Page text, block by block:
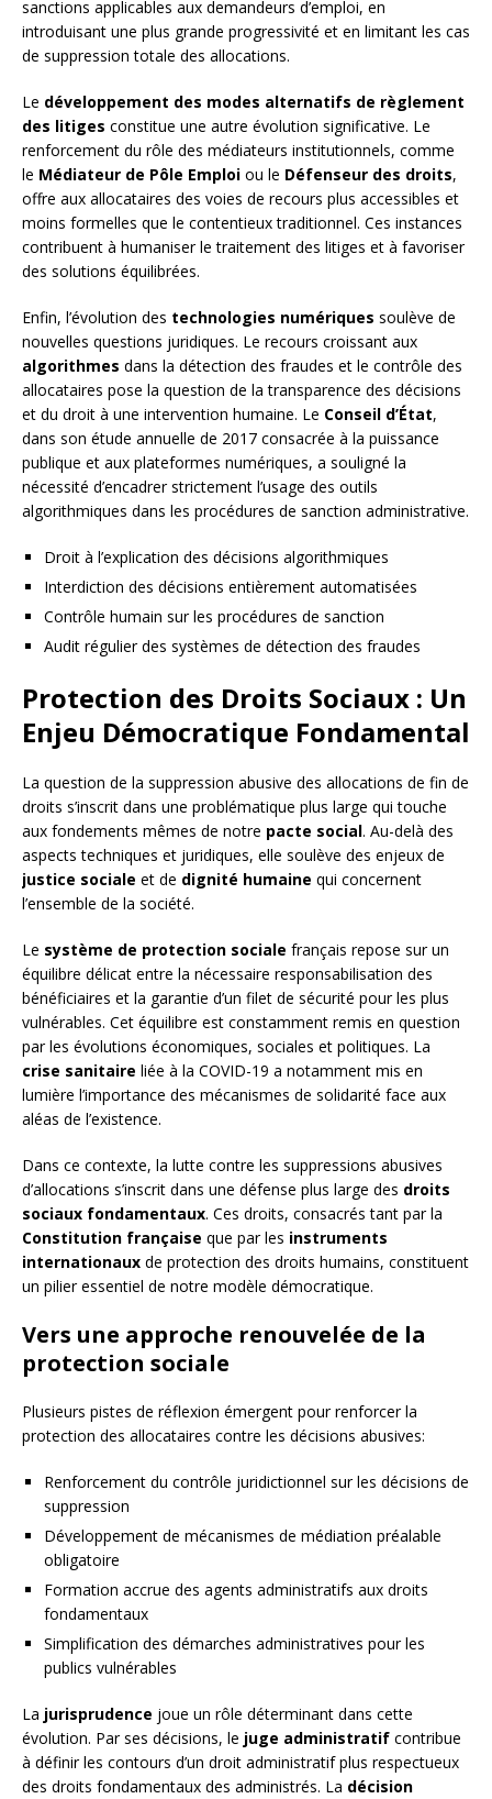
sanctions applicables aux demandeurs d’emploi, en
introduisant une plus grande progressivité et en limitant les cas
de suppression totale des allocations.
Le développement des modes alternatifs de règlement
des litiges constitue une autre évolution significative. Le
renforcement du rôle des médiateurs institutionnels, comme
le Médiateur de Pôle Emploi ou le Défenseur des droits,
offre aux allocataires des voies de recours plus accessibles et
moins formelles que le contentieux traditionnel. Ces instances
contribuent à humaniser le traitement des litiges et à favoriser
des solutions équilibrées.
Enfin, l’évolution des technologies numériques soulève de
nouvelles questions juridiques. Le recours croissant aux
algorithmes dans la détection des fraudes et le contrôle des
allocataires pose la question de la transparence des décisions
et du droit à une intervention humaine. Le Conseil d’État,
dans son étude annuelle de 2017 consacrée à la puissance
publique et aux plateformes numériques, a souligné la
nécessité d’encadrer strictement l’usage des outils
algorithmiques dans les procédures de sanction administrative.
Droit à l’explication des décisions algorithmiques
Interdiction des décisions entièrement automatisées
Contrôle humain sur les procédures de sanction
Audit régulier des systèmes de détection des fraudes
Protection des Droits Sociaux : Un
Enjeu Démocratique Fondamental
La question de la suppression abusive des allocations de fin de
droits s’inscrit dans une problématique plus large qui touche
aux fondements mêmes de notre pacte social. Au-delà des
aspects techniques et juridiques, elle soulève des enjeux de
justice sociale et de dignité humaine qui concernent
l’ensemble de la société.
Le système de protection sociale français repose sur un
équilibre délicat entre la nécessaire responsabilisation des
bénéficiaires et la garantie d’un filet de sécurité pour les plus
vulnérables. Cet équilibre est constamment remis en question
par les évolutions économiques, sociales et politiques. La
crise sanitaire liée à la COVID-19 a notamment mis en
lumière l’importance des mécanismes de solidarité face aux
aléas de l’existence.
Dans ce contexte, la lutte contre les suppressions abusives
d’allocations s’inscrit dans une défense plus large des droits
sociaux fondamentaux. Ces droits, consacrés tant par la
Constitution française que par les instruments
internationaux de protection des droits humains, constituent
un pilier essentiel de notre modèle démocratique.
Vers une approche renouvelée de la
protection sociale
Plusieurs pistes de réflexion émergent pour renforcer la
protection des allocataires contre les décisions abusives:
Renforcement du contrôle juridictionnel sur les décisions de
suppression
Développement de mécanismes de médiation préalable
obligatoire
Formation accrue des agents administratifs aux droits
fondamentaux
Simplification des démarches administratives pour les
publics vulnérables
La jurisprudence joue un rôle déterminant dans cette
évolution. Par ses décisions, le juge administratif contribue
à définir les contours d’un droit administratif plus respectueux
des droits fondamentaux des administrés. La décision